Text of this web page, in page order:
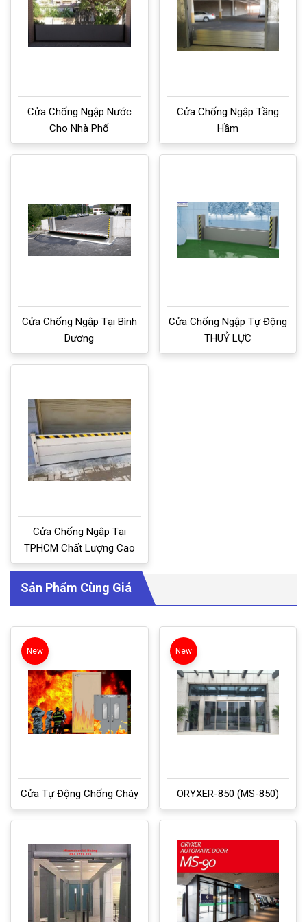
Cửa Chống Ngập Nước
Cho Nhà Phố
Cửa Chống Ngập Tầng
Hầm
Cửa Chống Ngập Tại Bình
Dương
Cửa Chống Ngập Tự Động
THUỶ LỰC
Cửa Chống Ngập Tại
TPHCM Chất Lượng Cao
Sản Phẩm Cùng Giá
New
Cửa Tự Động Chống Cháy
New
ORYXER-850 (MS-850)